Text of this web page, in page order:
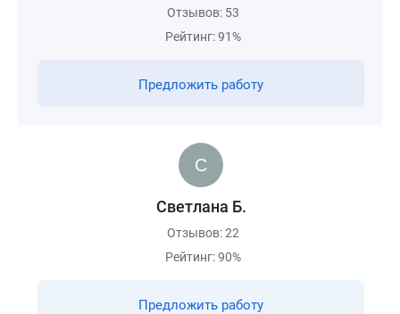
Отзывов: 53
Рейтинг: 91%
Предложить работу
Светлана Б.
Отзывов: 22
Рейтинг: 90%
Предложить работу